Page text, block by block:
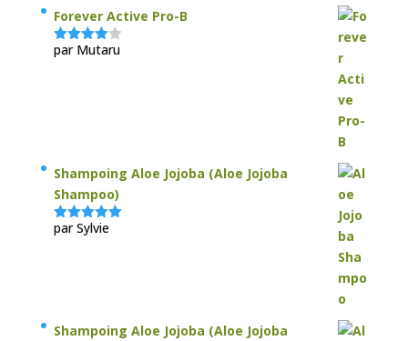
Forever Active Pro-B
Note4
par Mutaru
Shampoing Aloe Jojoba (Aloe Jojoba
Shampoo)
Note5sur
par Sylvie
Shampoing Aloe Jojoba (Aloe Jojoba